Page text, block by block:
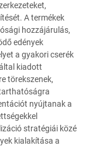
A termékek
hozzájárulás,
edények
a gyakori cserék
kiadott
törekszenek,
nyújtanak a
stratégiái közé
kialakítása a